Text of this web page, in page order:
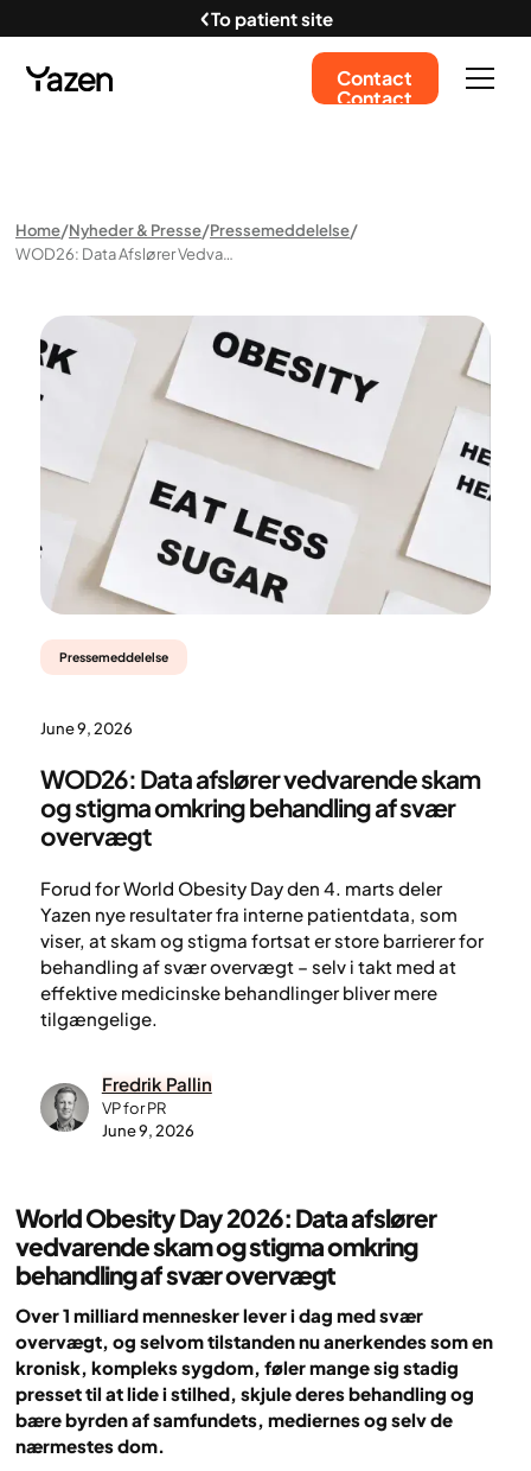
To patient site
Contact
Contact
Home Nyheder & Presse Pressemeddelelse
WOD26: Data Afslører Vedvarende Skam Og Stigma Omkring Behandling Af Svær Overvægt
Pressemeddelelse
June 9, 2026
WOD26: Data afslører vedvarende skam
og stigma omkring behandling af svær
overvægt
Forud for World Obesity Day den 4. marts deler
Yazen nye resultater fra interne patientdata, som
viser, at skam og stigma fortsat er store barrierer for
behandling af svær overvægt – selv i takt med at
effektive medicinske behandlinger bliver mere
tilgængelige.
Fredrik Pallin
VP for PR
June 9, 2026
World Obesity Day 2026: Data afslører
vedvarende skam og stigma omkring
behandling af svær overvægt
Over 1 milliard mennesker lever i dag med svær
overvægt, og selvom tilstanden nu anerkendes som en
kronisk, kompleks sygdom, føler mange sig stadig
presset til at lide i stilhed, skjule deres behandling og
bære byrden af samfundets, mediernes og selv de
nærmestes dom.